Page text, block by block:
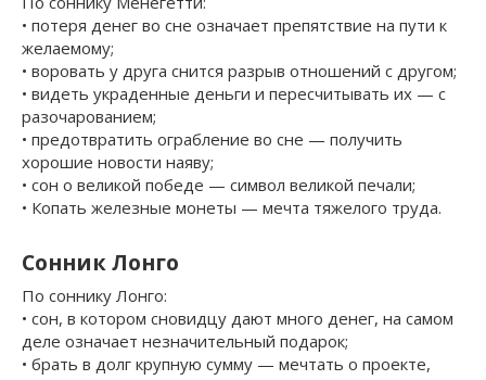
• потеря денег во сне означает препятствие на пути к
желаемому;
• воровать у друга снится разрыв отношений с другом;
• видеть украденные деньги и пересчитывать их — с
разочарованием;
• предотвратить ограбление во сне — получить
хорошие новости наяву;
• сон о великой победе — символ великой печали;
• Копать железные монеты — мечта тяжелого труда.
Сонник Лонго
По соннику Лонго:
• сон, в котором сновидцу дают много денег, на самом
деле означает незначительный подарок;
• брать в долг крупную сумму — мечтать о проекте,